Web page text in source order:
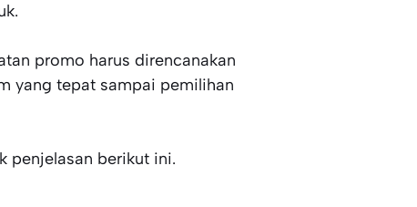
promo harus direncanakan
yang tepat sampai pemilihan
penjelasan berikut ini.